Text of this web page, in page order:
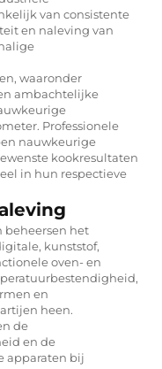
van consistente
en naleving van
waaronder
ambachtelijke
Professionele
nauwkeurige
kookresultaten
in hun respectieve
beheersen het
kunststof,
oven- en
en
heen.
de
en de
apparaten bij